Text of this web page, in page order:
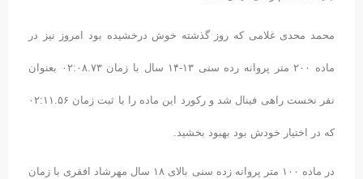
محمد محدی غلامی که روز گذشته خوش درخشیده بود امروز نیز در
ماده ۲۰۰ متر پروانه رده سنی ۱۳-۱۴ سال با زمان ۰۲:۰۸.۷۳ بعنوان
نفر نخست راهی فینال شد و رکورد این ماده را با ثبت زمان ۰۲:۱۱.۵۶
که در اختیار خودش بود بهبود بخشید.
در ماده ۱۰۰ متر پروانه زده سنی بالای ۱۸ سال مهرشاد افقری با زمان